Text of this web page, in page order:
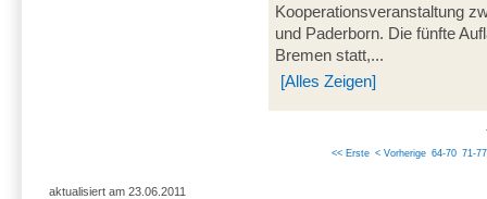
Kooperationsveranstaltung
und Paderborn. Die fünfte
Bremen statt,...
[Alles Zeigen]
<< Erste < Vorherige 64-70 71-77
aktualisiert am 23.06.2011